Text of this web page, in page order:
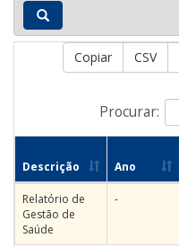
Copiar CSV
Procurar:
Descrição Ano
Relatório de
Gestão de
Saúde
-